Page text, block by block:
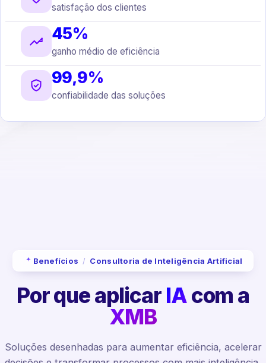
satisfação dos clientes
45%
ganho médio de eficiência
99,9%
confiabilidade das soluções
Benefícios / Consultoria de Inteligência Artificial
Por que aplicar IAcom a
XMB
Soluções desenhadas para aumentar eficiência, acelerar